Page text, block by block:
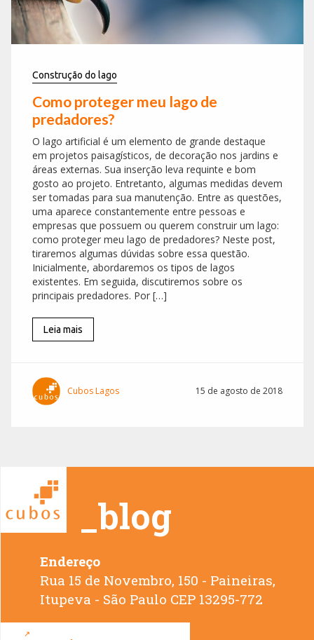
Construção do lago
Como proteger meu lago de
predadores?
O lago artificial é um elemento de grande destaque
em projetos paisagísticos, de decoração nos jardins e
áreas externas. Sua inserção leva requinte e bom
gosto ao projeto. Entretanto, algumas medidas devem
ser tomadas para sua manutenção. Entre as questões,
uma aparece constantemente entre pessoas e
empresas que possuem ou querem construir um lago:
como proteger meu lago de predadores? Neste post,
tiraremos algumas dúvidas sobre essa questão.
Inicialmente, abordaremos os tipos de lagos
existentes. Em seguida, discutiremos sobre os
principais predadores. Por […]
Leia mais
Cubos Lagos 15 de agosto de 2018
_blog
Endereço
Rua 15 de Novembro, 150 - Paineiras,